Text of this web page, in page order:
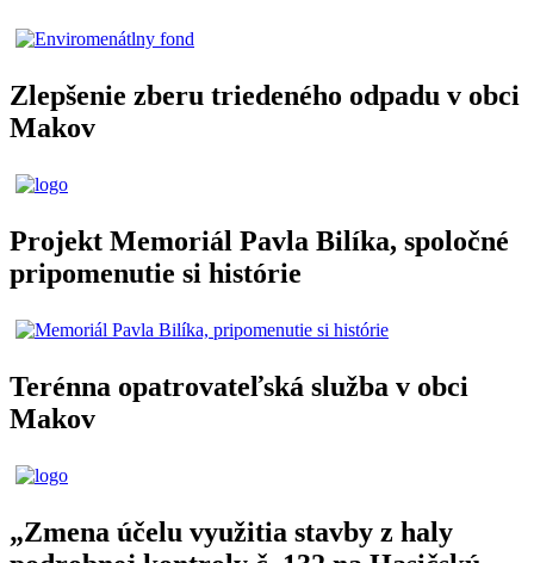
Zlepšenie zberu triedeného odpadu v obci
Makov
Projekt Memoriál Pavla Bilíka, spoločné
pripomenutie si histórie
Terénna opatrovateľská služba v obci
Makov
„Zmena účelu využitia stavby z haly